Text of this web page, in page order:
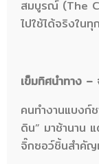
สมบูรณ์ (The
ไปใช้ได้จริงใน
เข็มทิศนำทาง
คนทำงานแบงก์
ดิน” มาช้านาน
จิ๊กซอว์ชิ้นสำคัญ